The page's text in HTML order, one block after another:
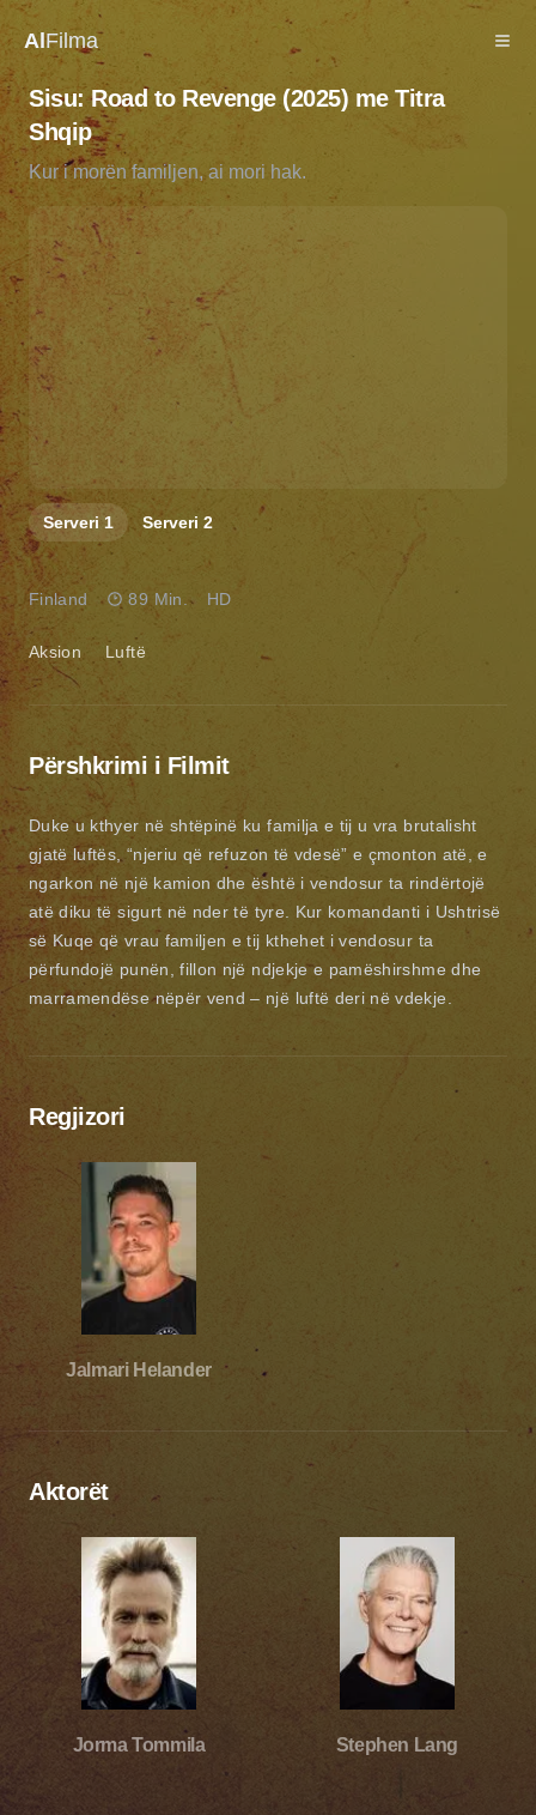
Al Filma
Sisu: Road to Revenge (2025) me Titra
Shqip
Kur i morën familjen, ai mori hak.
Serveri1 Serveri 2
Aksion Luftë
Finland 89 Min. HD
Përshkrimi i Filmit
Duke u kthyer në shtëpinë ku familja e tij u vra brutalisht
gjatë luftës, “njeriu që refuzon të vdesë” e çmonton atë, e
ngarkon në një kamion dhe është i vendosur ta rindërtojë
atë diku të sigurt në nder të tyre. Kur komandanti i Ushtrisë
së Kuqe që vrau familjen e tij kthehet i vendosur ta
përfundojë punën, fillon një ndjekje e pamëshirshme dhe
marramendëse nëpër vend – një luftë deri në vdekje.
Regjizori
Jalmari Helander
Aktorët
Jorma Tommila Stephen Lang